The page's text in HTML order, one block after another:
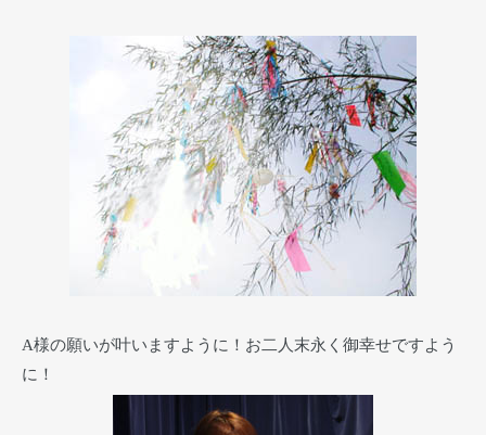
A様の願いが叶いますように！お二人末永く御幸せですよう
に！